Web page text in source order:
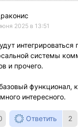
2025 в 13:51
системы
и прочего.
функционал,
интересного.
Ответить 2